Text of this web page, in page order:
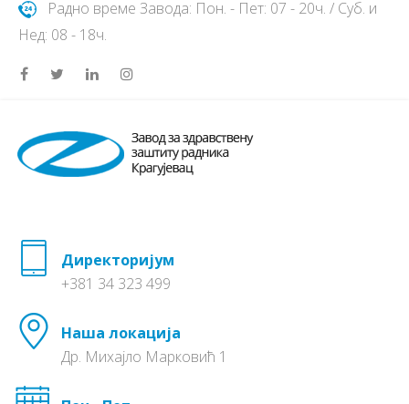
Радно време Завода: Пон. - Пет: 07 - 20ч. / Суб. и
Нед: 08 - 18ч.
Директоријум
+381 34 323 499
Наша локација
Др. Михајло Марковић 1